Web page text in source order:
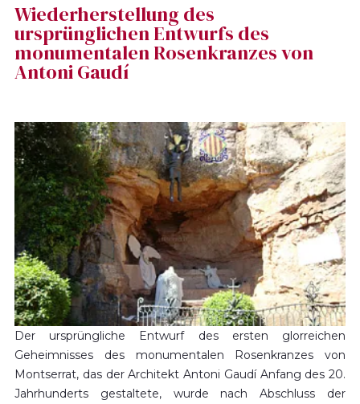
Wiederherstellung des
ursprünglichen Entwurfs des
monumentalen Rosenkranzes von
Antoni Gaudí
Der ursprüngliche Entwurf des ersten glorreichen
Geheimnisses des monumentalen Rosenkranzes von
Montserrat, das der Architekt Antoni Gaudí Anfang des 20.
Jahrhunderts gestaltete, wurde nach Abschluss der